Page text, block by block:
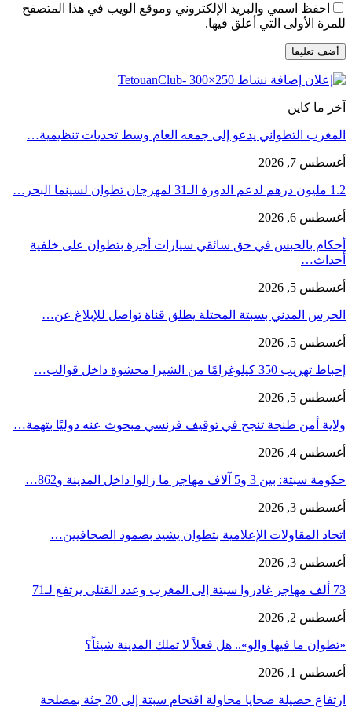
احفظ اسمي والبريد الإلكتروني وموقع الويب في هذا المتصفح
للمرة الأولى التي أعلق فيها.
آخر ما كاين
المغرب التطواني يدعو إلى جمعه العام وسط تحديات تنظيمية…
أغسطس 7, 2026
1.2 مليون درهم لدعم الدورة الـ31 لمهرجان تطوان لسينما البحر…
أغسطس 6, 2026
أحكام بالحبس في حق سائقي سيارات أجرة بتطوان على خلفية
أحداث…
أغسطس 5, 2026
الحرس المدني بسبتة المحتلة يطلق قناة تواصل للإبلاغ عن…
أغسطس 5, 2026
إحباط تهريب 350 كيلوغرامًا من الشيرا محشوة داخل قوالب…
أغسطس 5, 2026
ولاية أمن طنجة تنجح في توقيف فرنسي مبحوث عنه دوليًا بتهمة…
أغسطس 4, 2026
حكومة سبتة: بين 3 و5 آلاف مهاجر ما زالوا داخل المدينة و862…
أغسطس 3, 2026
اتحاد المقاولات الإعلامية بتطوان يشيد بصمود الصحافيين…
أغسطس 3, 2026
73 ألف مهاجر غادروا سبتة إلى المغرب وعدد القتلى يرتفع لـ71
أغسطس 2, 2026
«تطوان ما فيها والو».. هل فعلاً لا تملك المدينة شيئاً؟
أغسطس 1, 2026
ارتفاع حصيلة ضحايا محاولة اقتحام سبتة إلى 20 جثة بمصلحة